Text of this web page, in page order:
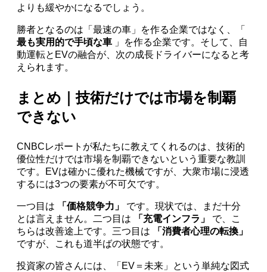
よりも緩やかになるでしょう。
勝者となるのは「最速の車」を作る企業ではなく、「
最も実用的で手頃な車 」を作る企業です。そして、自
動運転とEVの融合が、次の成長ドライバーになると考
えられます。
まとめ｜技術だけでは市場を制覇
できない
CNBCレポートが私たちに教えてくれるのは、技術的
優位性だけでは市場を制覇できないという重要な教訓
です。EVは確かに優れた機械ですが、大衆市場に浸透
するには3つの要素が不可欠です。
一つ目は 「価格競争力」
です。現状では、まだ十分
とは言えません。二つ目は
「充電インフラ」
で、こ
ちらは改善途上です。三つ目は
「消費者心理の転換」
ですが、これも道半ばの状態です。
投資家の皆さんには、「EV＝未来」という単純な図式